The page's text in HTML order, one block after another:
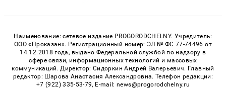
Наименование: сетевое издание PROGORODCHELNY. Учредитель:
ООО «Проказан». Регистрационный номер: ЭЛ № ФС 77-74496 от
14.12.2018 года, выдано Федеральной службой по надзору в
сфере связи, информационных технологий и массовых
коммуникаций. Директор: Сидоркин Андрей Валерьевич. Главный
редактор: Шарова Анастасия Александровна. Телефон редакции:
+7 (922) 335-53-79, E-mail: news@progorodchelny.ru